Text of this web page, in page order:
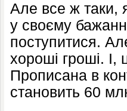
Але все ж таки,
у своєму
поступитися.
хороші гроші. І,
Прописана в
становить 60